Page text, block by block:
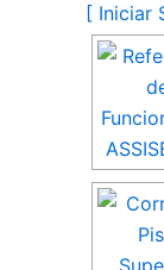
[ Iniciar